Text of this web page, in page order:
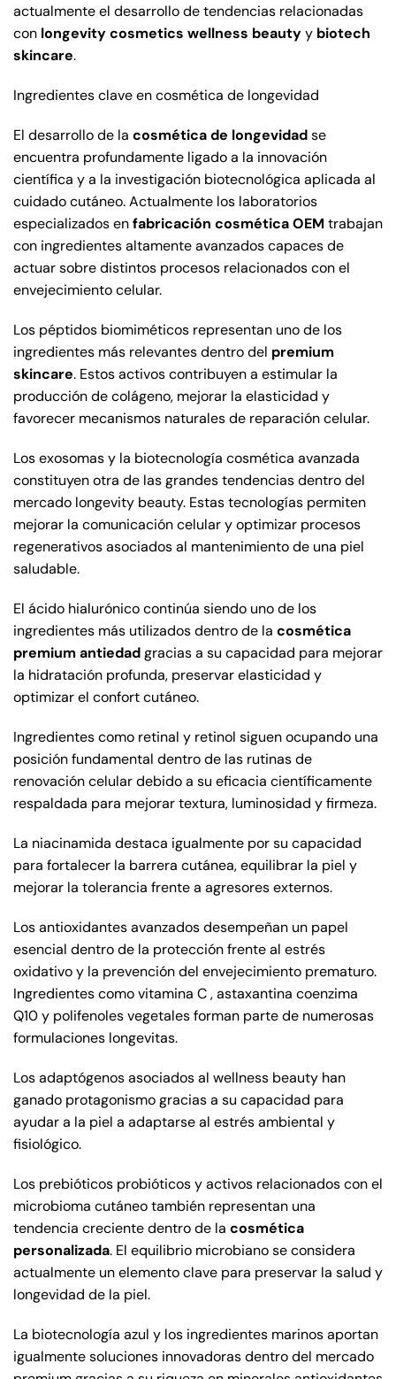
actualmente el desarrollo de tendencias relacionadas
con longevity cosmetics wellness beautyy biotech
skincare.
Ingredientes clave en cosmética de longevidad
El desarrollo de la cosmética de longevidadse
encuentra profundamente ligado a la innovación
científica y a la investigación biotecnológica aplicada al
cuidado cutáneo. Actualmente los laboratorios
especializados enfabricación cosmética OEM trabajan
con ingredientes altamente avanzados capaces de
actuar sobre distintos procesos relacionados con el
envejecimiento celular.
Los péptidos biomiméticos representan uno de los
ingredientes más relevantes dentro del premium
skincare. Estos activos contribuyen a estimular la
producción de colágeno, mejorar la elasticidad y
favorecer mecanismos naturales de reparación celular.
Los exosomas y la biotecnología cosmética avanzada
constituyen otra de las grandes tendencias dentro del
mercado longevity beauty. Estas tecnologías permiten
mejorar la comunicación celular y optimizar procesos
regenerativos asociados al mantenimiento de una piel
saludable.
El ácido hialurónico continúa siendo uno de los
ingredientes más utilizados dentro de la cosmética
premium antiedadgracias a su capacidad para mejorar
la hidratación profunda, preservar elasticidad y
optimizar el confort cutáneo.
Ingredientes como retinal y retinol siguen ocupando una
posición fundamental dentro de las rutinas de
renovación celular debido a su eficacia científicamente
respaldada para mejorar textura, luminosidad y firmeza.
La niacinamida destaca igualmente por su capacidad
para fortalecer la barrera cutánea, equilibrar la piel y
mejorar la tolerancia frente a agresores externos.
Los antioxidantes avanzados desempeñan un papel
esencial dentro de la protección frente al estrés
oxidativo y la prevención del envejecimiento prematuro.
Ingredientes como vitamina C , astaxantina coenzima
Q10 y polifenoles vegetales forman parte de numerosas
formulaciones longevitas.
Los adaptógenos asociados al wellness beauty han
ganado protagonismo gracias a su capacidad para
ayudar a la piel a adaptarse al estrés ambiental y
fisiológico.
Los prebióticos probióticos y activos relacionados con el
microbioma cutáneo también representan una
tendencia creciente dentro de la cosmética
personalizada. El equilibrio microbiano se considera
actualmente un elemento clave para preservar la salud y
longevidad de la piel.
La biotecnología azul y los ingredientes marinos aportan
igualmente soluciones innovadoras dentro del mercado